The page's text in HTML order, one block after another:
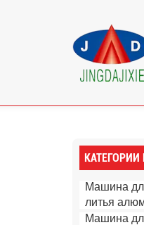
Продукты
Машина
литья
Машина